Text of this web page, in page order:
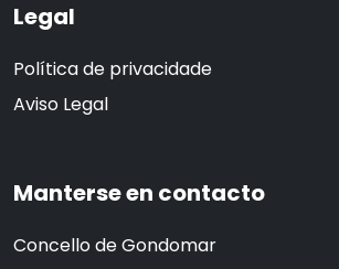
Legal
Política de privacidade
Aviso Legal
Manterse en contacto
Concello de Gondomar